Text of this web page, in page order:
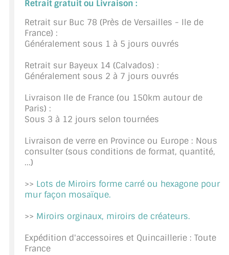
LE CATALOGUE ACCESSOIRES
ACCESSOIRES EN PROMOTIONS
NUANCIER RAL
COMMENT COUPER DU VERRE ?
CONSEILS / AIDE
A PROPOS DE LA LIVRAISON
MON PANIER
PLAN DU SITE
DÉCONNEXION
Retrait gratuit ou Livraison :
Retrait sur Buc 78 (Près de Versailles - Ile de
France) :
Généralement sous 1 à 5 jours ouvrés
Retrait sur Bayeux 14 (Calvados) :
Généralement sous 2 à 7 jours ouvrés
Livraison Ile de France (ou 150km autour de
Paris) :
Sous 3 à 12 jours selon tournées
Livraison de verre en Province ou Europe : Nous
consulter (sous conditions de format, quantité,
...)
>> Lots de Miroirs forme carré ou hexagone pour
mur façon mosaïque.
>> Miroirs orginaux, miroirs de créateurs.
Expédition d'accessoires et Quincaillerie : Toute
France